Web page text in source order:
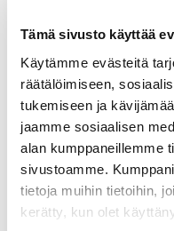
Tämä sivusto käyttää
Käytämme evästeitä
räätälöimiseen,
tukemiseen ja
jaamme sosiaalisen
alan kumppaneillemme
sivustoamme.
tietoja muihin tietoihin,
kerätty, kun olet
painikkeen
ilmoittautumista.
Tilaisuudessa
suorittaminen
(puhelin tai
suorittaa
laitteen akku